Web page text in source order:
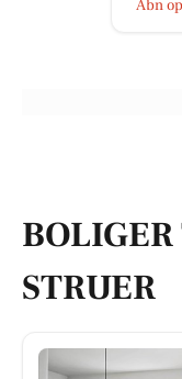
Åbn
STRUER